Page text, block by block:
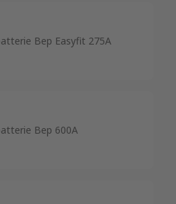
Bep Easyfit 275A
Bep 600A